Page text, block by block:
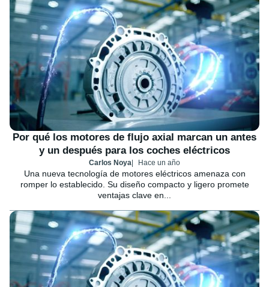
Por qué los motores de flujo axial marcan un antes
y un después para los coches eléctricos
Carlos Noya Hace un año
Una nueva tecnología de motores eléctricos amenaza con
romper lo establecido. Su diseño compacto y ligero promete
ventajas clave en...